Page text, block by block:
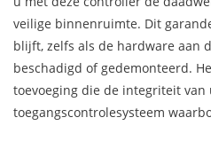
veilige binnenruimte. Dit
blijft, zelfs als de hardware aan
beschadigd of gedemonteerd.
toevoeging die de integriteit van
toegangscontrolesysteem